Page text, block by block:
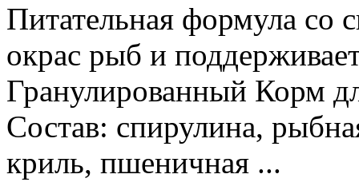
Питательная формула со
окрас рыб и
Гранулированный Корм
Состав: спирулина,
криль, пшеничная ...